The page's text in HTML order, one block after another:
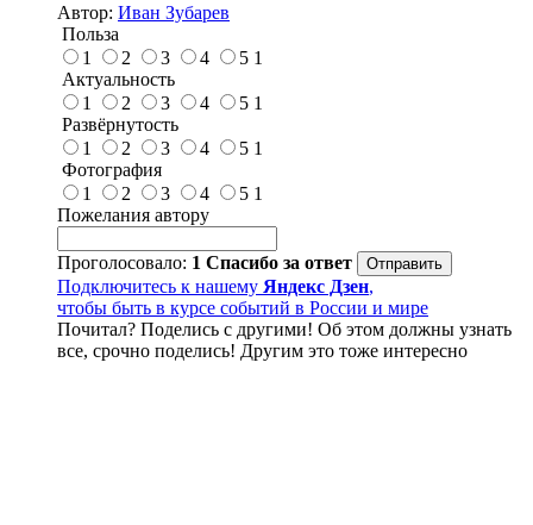
Автор: Иван Зубарев
Польза
1
2 3 4 5 1
Актуальность
1
2 3 4 5 1
Развёрнутость
1
2 3 4 5 1
Фотография
1
2 3 4 5 1
Пожелания автору
Проголосовало: 1 Спасибо за ответ
Подключитесь к нашему Яндекс Дзен,
чтобы быть в курсе событий в России и мире
Почитал? Поделись с другими! Об этом должны узнать
все, срочно поделись! Другим это тоже интересно